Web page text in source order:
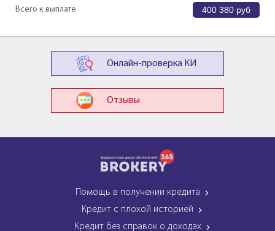
Всего к выплате 400 380 руб
Онлайн-проверка КИ
Отзывы
Помощь в получении кредита
Кредит с плохой историей
Кредит без справок о доходах